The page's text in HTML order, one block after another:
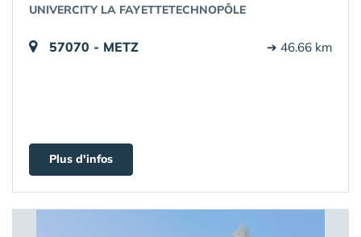
UNIVERCITY LA FAYETTETECHNOPÔLE
57070 - METZ ➔ 46.66 km
Plus d'infos